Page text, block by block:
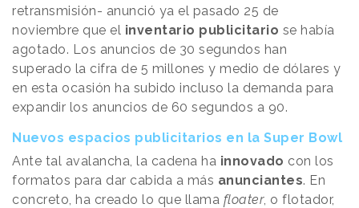
retransmisión- anunció ya el pasado 25 de
noviembre que el inventario publicitario se había
agotado. Los anuncios de 30 segundos han
superado la cifra de 5 millones y medio de dólares y
en esta ocasión ha subido incluso la demanda para
expandir los anuncios de 60 segundos a 90.
Nuevos espacios publicitarios en la Super Bowl
Ante tal avalancha, la cadena ha innovado con los
formatos para dar cabida a más anunciantes. En
concreto, ha creado lo que llama floater, o flotador,